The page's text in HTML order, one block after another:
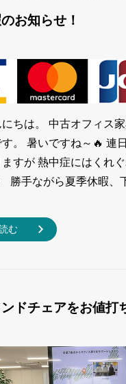
お知らせ！
ちは。 中古オフィス
。 暑いですね～🔥 連
すが 熱中症にはくれ
勝手ながら夏季休暇、
む
ドチェアをお値打